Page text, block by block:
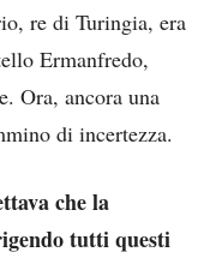
re di Turingia, era
Ermanfredo,
Ora, ancora una
di incertezza.
che la
tutti questi